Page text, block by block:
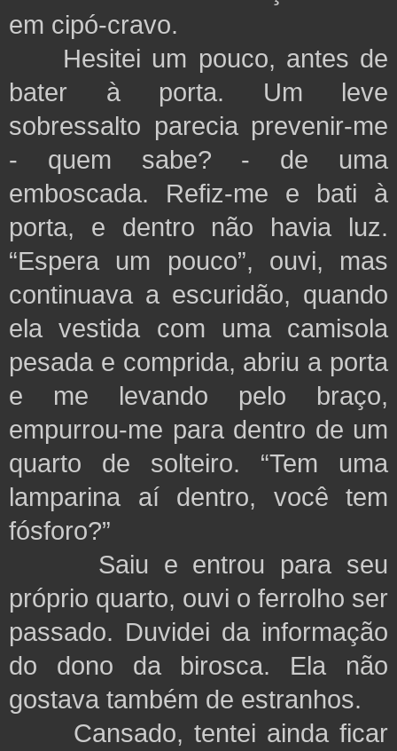
em cipó-cravo.
Hesitei um pouco, antes de
bater à porta. Um leve
sobressalto parecia prevenir-me
- quem sabe? - de uma
emboscada. Refiz-me e bati à
porta, e dentro não havia luz.
“Espera um pouco”, ouvi, mas
continuava a escuridão, quando
ela vestida com uma camisola
pesada e comprida, abriu a porta
e me levando pelo braço,
empurrou-me para dentro de um
quarto de solteiro. “Tem uma
lamparina aí dentro, você tem
fósforo?”
Saiu e entrou para seu
próprio quarto, ouvi o ferrolho ser
passado. Duvidei da informação
do dono da birosca. Ela não
gostava também de estranhos.
Cansado, tentei ainda ficar